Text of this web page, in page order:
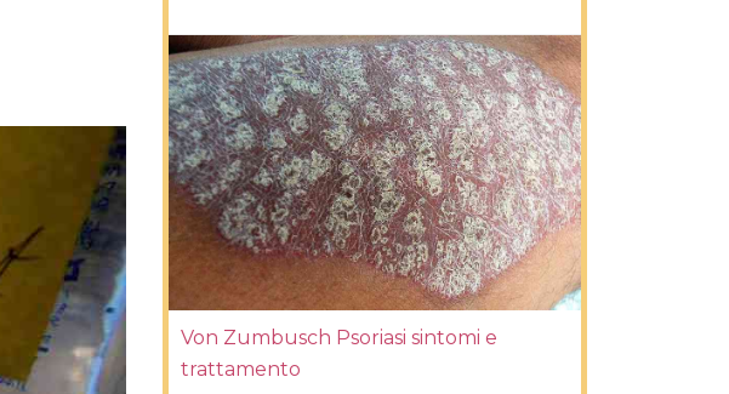
Von Zumbusch Psoriasi sintomi e
trattamento